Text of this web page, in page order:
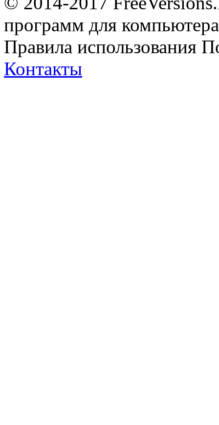
программ для
Правила использования
Контакты